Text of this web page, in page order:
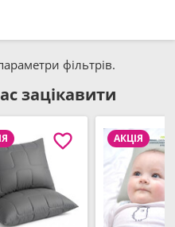
фільтрів.
зацікавити
АКЦІЯ